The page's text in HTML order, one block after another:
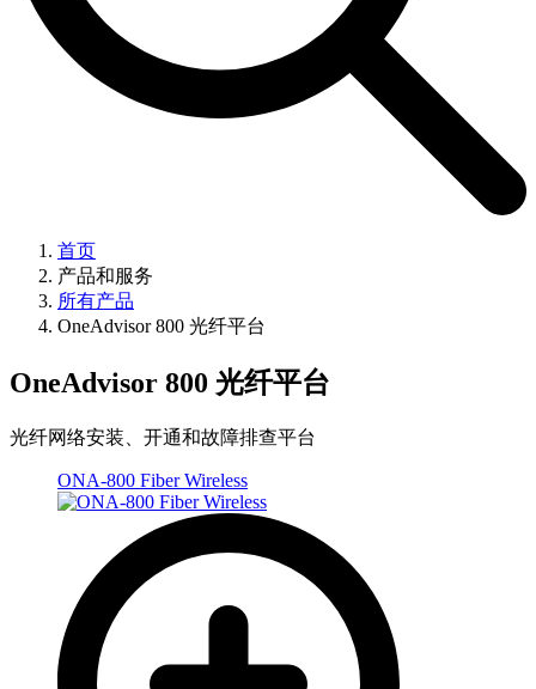
首页
产品和服务
所有产品
OneAdvisor 800 光纤平台
OneAdvisor 800 光纤平台
光纤网络安装、开通和故障排查平台
ONA-800 Fiber Wireless